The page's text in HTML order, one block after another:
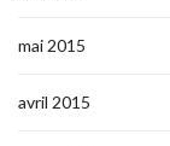
mai 2015
avril 2015